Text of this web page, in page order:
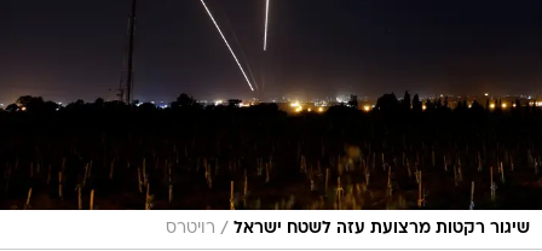
שיגור רקטות מרצועת עזה לשטח ישראל / רויטרס